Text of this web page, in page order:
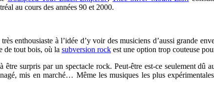
au cours des années 90 et 2000.
enthousiaste à l’idée d’y voir des musiciens d’aussi grande
de tout bois, où la subversion rock est une option trop couteuse
surpris par un spectacle rock. Peut-être est-ce seulement
mis en marché… Même les musiques les plus